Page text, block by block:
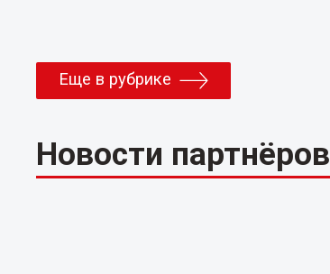
Еще в рубрике
Новости партнёров